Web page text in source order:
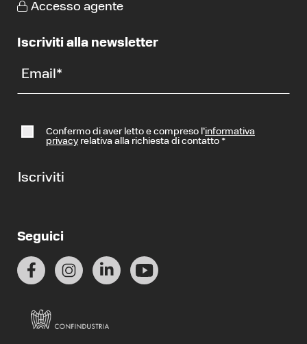
Accesso agente
Iscriviti alla newsletter
Email*
Confermo di aver letto e compreso l’informativa
privacyrelativa alla richiesta di contatto *
Iscriviti
Seguici